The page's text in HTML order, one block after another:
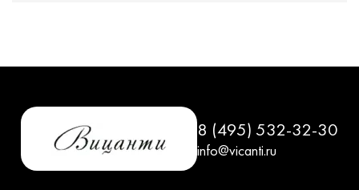
8 (495) 532-32-30
info@vicanti.ru